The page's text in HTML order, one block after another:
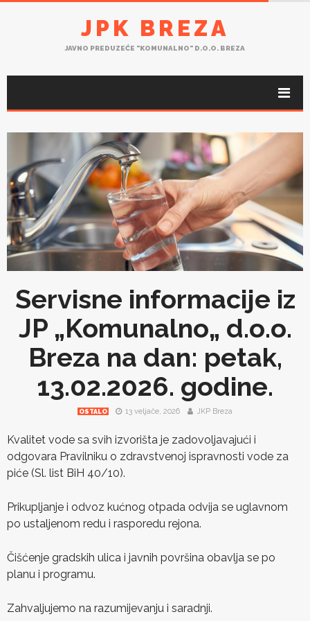
JPK BREZA
JAVNO PREDUZEĆE "KOMUNALNO" D.O.O. BREZA
Servisne informacije iz
JP „Komunalno„ d.o.o.
Breza na dan: petak,
13.02.2026. godine.
OSTALO 13 veljače, 2026 JKP Breza
Kvalitet vode sa svih izvorišta je zadovoljavajući i
odgovara Pravilniku o zdravstvenoj ispravnosti vode za
piće (Sl. list BiH 40/10).
Prikupljanje i odvoz kućnog otpada odvija se uglavnom
po ustaljenom redu i rasporedu rejona.
Čišćenje gradskih ulica i javnih površina obavlja se po
planu i programu.
Zahvaljujemo na razumijevanju i saradnji.